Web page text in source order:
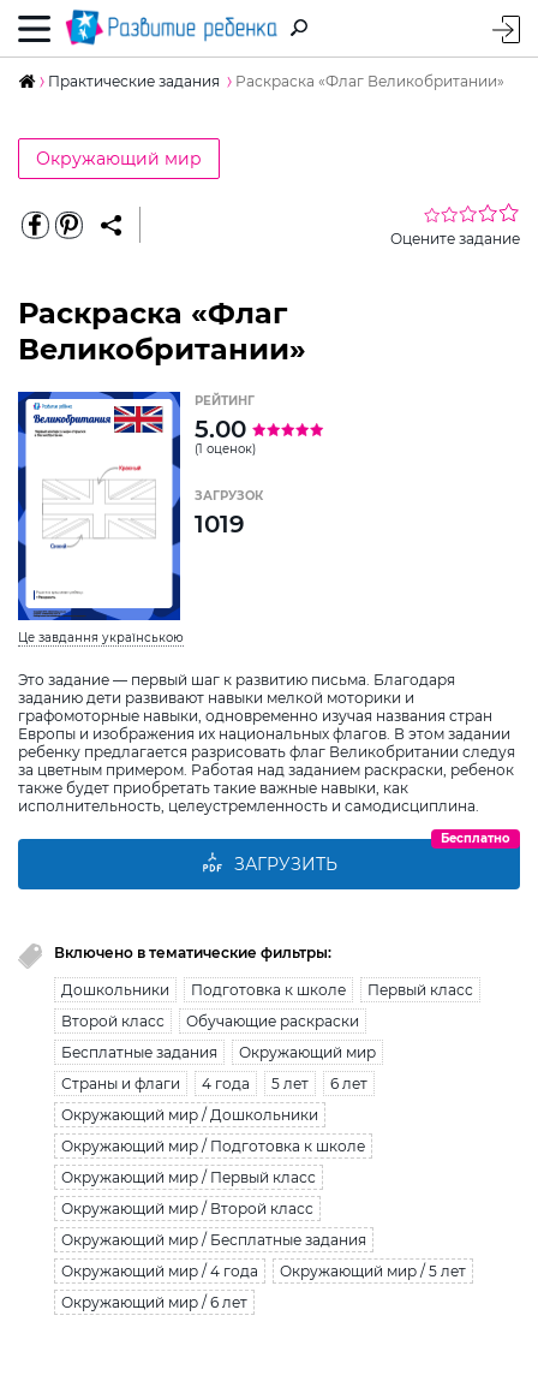
Практические задания Раскраска «Флаг Великобритании»
Окружающий мир
Оцените задание
Раскраска «Флаг
Великобритании»
Це завдання українською
Это задание — первый шаг к развитию письма. Благодаря
заданию дети развивают навыки мелкой моторики и
графомоторные навыки, одновременно изучая названия стран
Европы и изображения их национальных флагов. В этом задании
ребенку предлагается разрисовать флаг Великобритании следуя
за цветным примером. Работая над заданием раскраски, ребенок
также будет приобретать такие важные навыки, как
исполнительность, целеустремленность и самодисциплина.
РЕЙТИНГ
5.00
(1 оценок)
ЗАГРУЗОК
1019
ЗАГРУЗИТЬ
Бесплатно
Включено в тематические фильтры:
Дошкольники Подготовка к школе
Первый класс
Второй класс
Обучающие раскраски
Бесплатные задания
Окружающий мир
Страны и флаги
4 года 5 лет
6 лет
Окружающий мир / Дошкольники
Окружающий мир / Подготовка к школе
Окружающий мир / Первый класс
Окружающий мир / Второй класс
Окружающий мир / Бесплатные задания
Окружающий мир / 4 года
Окружающий мир / 5 лет
Окружающий мир / 6 лет